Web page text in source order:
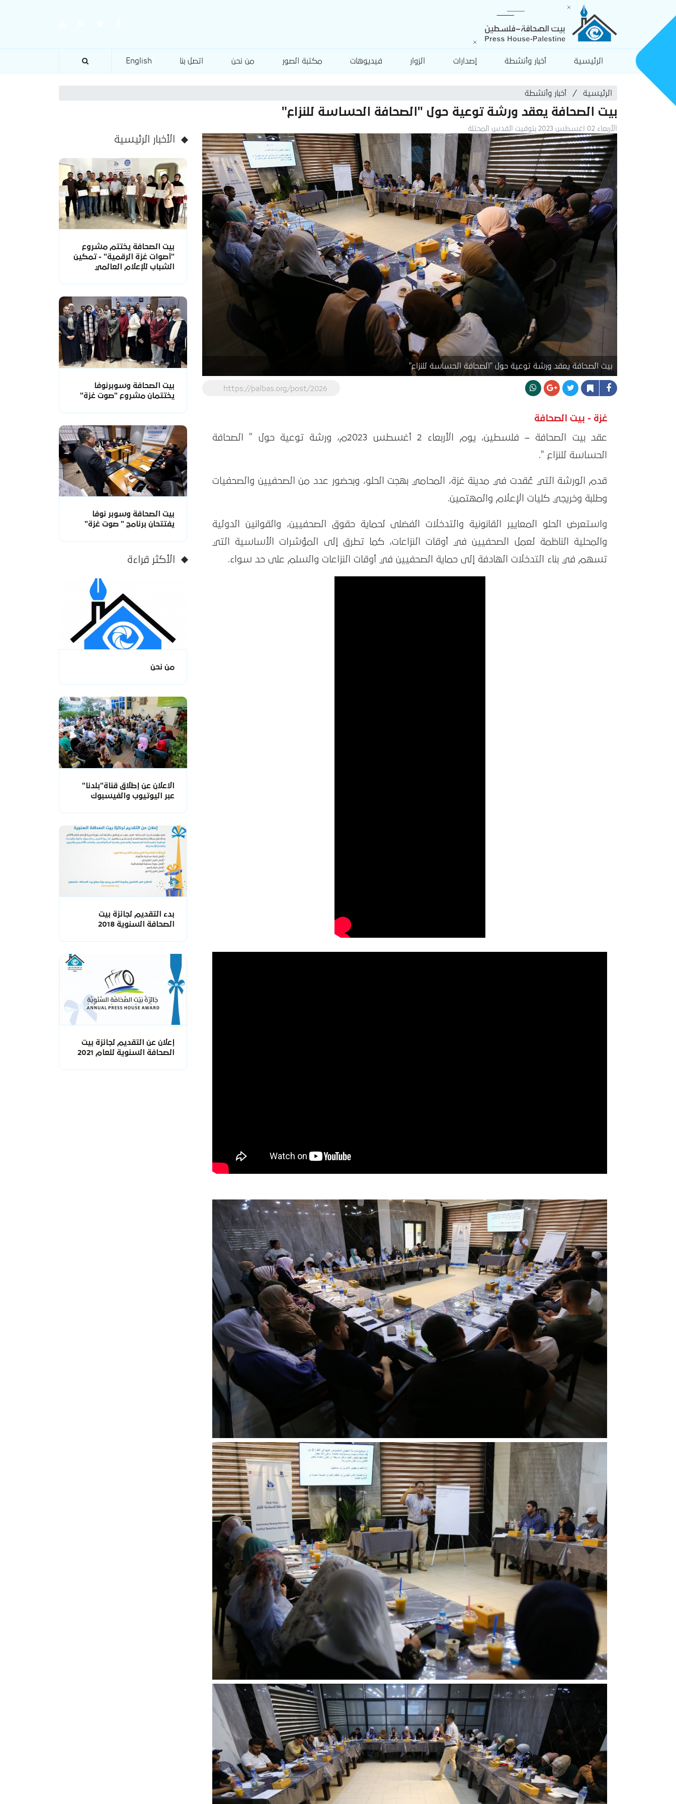
الرئيسية أخبار وأنشطة إصدارات الزوار فيديوهات مكتبة الصور من نحن اتصل بنا English
الرئيسية أخبار وأنشطة
بيت الصحافة يعقد ورشة توعية حول "الصحافة الحساسة للنزاع"
الأربعاء 02 اغسطس 2023 بتوقيت القدس المحتلة
بيت الصحافة يعقد ورشة توعية حول "الصحافة الحساسة للنزاع"
https://palbas.org/post/2026
غزة - بيت الصحافة
عقد بيت الصحافة – فلسطين، يوم الأربعاء 2 أغسطس 2023م، ورشة توعية حول " الصحافة
الحساسة للنزاع ".
قدم الورشة التي عُقدت في مدينة غزة، المحامي بهجت الحلو، وبحضور عدد من الصحفيين والصحفيات
وطلبة وخريجي كليات الإعلام والمهتمين.
واستعرض الحلو المعايير القانونية والتدخلات الفضلى لحماية حقوق الصحفيين، والقوانين الدولية
والمحلية الناظمة لعمل الصحفيين في أوقات النزاعات، كما تطرق إلى المؤشرات الأساسية التي
تسهم في بناء التدخلات الهادفة إلى حماية الصحفيين في أوقات النزاعات والسلم على حد سواء.
الأخبار الرئيسية
بيت الصحافة يختتم مشروع
"أصوات غزة الرقمية" - تمكين
الشباب للإعلام العالمي
بيت الصحافة وسوبرنوفا
يختتمان مشروع "صوت غزة"
بيت الصحافة وسوبر نوفا
يفتتحان برنامج " صوت غزة"
الأكثر قراءة
من نحن
الاعلان عن إطلاق قناة"بلدنا"
عبر اليوتيوب والفيسبوك
بدء التقديم لجائزة بيت
الصحافة السنوية 2018
إعلان عن التقديم لجائزة بيت
الصحافة السنوية للعام 2021